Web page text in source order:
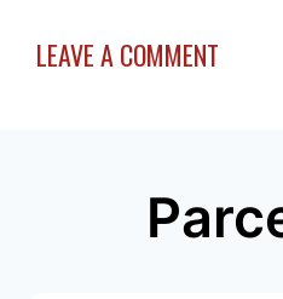
LEAVE A COMMENT